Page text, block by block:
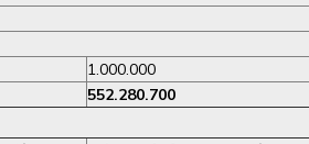
1.000.000
552.280.700